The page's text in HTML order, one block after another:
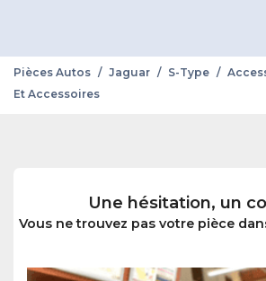
Pièces Autos / Jaguar / S-Type /
Et Accessoires
Une hésitation, un
Vous ne trouvez pas votre pièce